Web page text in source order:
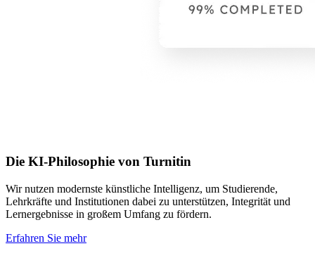
Die KI-Philosophie von Turnitin
Wir nutzen modernste künstliche Intelligenz, um Studierende,
Lehrkräfte und Institutionen dabei zu unterstützen, Integrität und
Lernergebnisse in großem Umfang zu fördern.
Erfahren Sie mehr